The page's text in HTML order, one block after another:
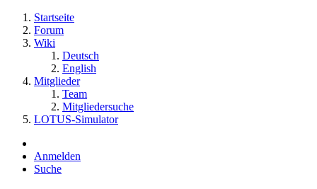
Startseite
Forum
Wiki
Deutsch
English
Mitglieder
Team
Mitgliedersuche
LOTUS-Simulator
Anmelden
Suche